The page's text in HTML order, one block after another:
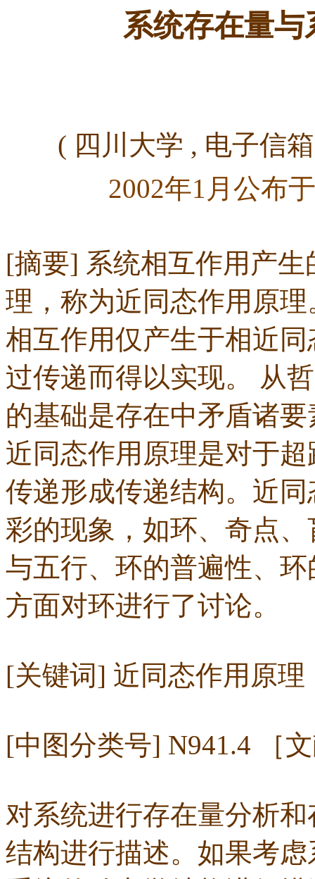
系统存在量
( 四川大学 , 电子信箱
2002年1月公布
[摘要] 系统相互作用产
理，称为近同态作用原
相互作用仅产生于相近
过传递而得以实现。 从
的基础是存在中矛盾诸
近同态作用原理是对于
传递形成传递结构。近
彩的现象，如环、奇点
与五行、环的普遍性、
方面对环进行了讨论。
[关键词] 近同态作用原
[中图分类号] N941.4 ［
对系统进行存在量分析
结构进行描述。如果考